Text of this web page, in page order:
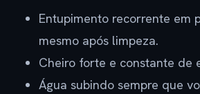
Entupimento recorrente em
mesmo após limpeza.
Cheiro forte e constante de
Água subindo sempre que